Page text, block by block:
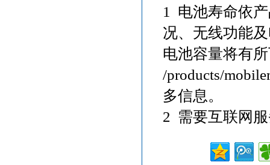
1 电池寿命依
况、无线功能
电池容量将有
/products/
多信息。
2 需要互联网